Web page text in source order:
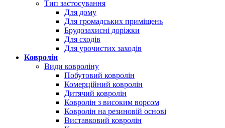
Тип застосування
Для дому
Для громадських приміщень
Брудозахисні доріжки
Для сходів
Для урочистих заходів
Ковролін
Види ковроліну
Побутовий ковролін
Комерційний ковролін
Дитячий ковролін
Ковролін з високим ворсом
Ковролін на резиновій основі
Виставковий ковролін